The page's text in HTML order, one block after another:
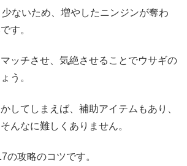
ないため、増やしたニンジンが奪わ
す。
ッチさせ、気絶させることでウサギの
う。
してしまえば、補助アイテムもあり、
んなに難しくありません。
の攻略のコツです。